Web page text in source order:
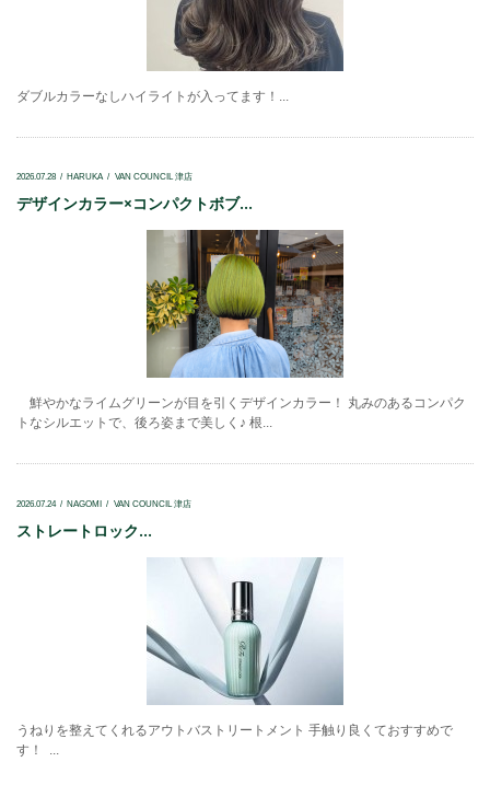
ダブルカラーなしハイライトが入ってます！...
2026.07.28 HARUKA VAN COUNCIL 津店
デザインカラー×コンパクトボブ...
鮮やかなライムグリーンが目を引くデザインカラー！ 丸みのあるコンパク
トなシルエットで、後ろ姿まで美しく♪ 根...
2026.07.24 NAGOMI VAN COUNCIL 津店
ストレートロック...
うねりを整えてくれるアウトバストリートメント 手触り良くておすすめで
す！ ...